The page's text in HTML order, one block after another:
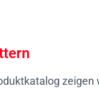
zeigen